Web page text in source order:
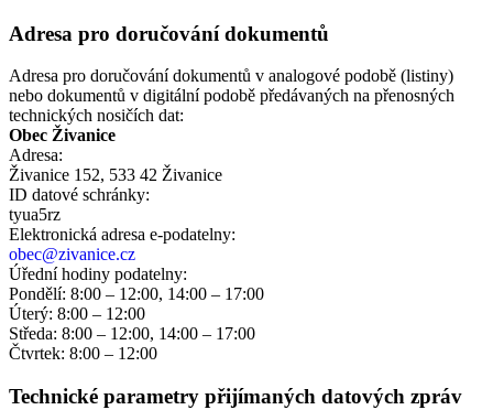
Adresa pro doručování dokumentů
Adresa pro doručování dokumentů v analogové podobě (listiny)
nebo dokumentů v digitální podobě předávaných na přenosných
technických nosičích dat:
Obec Živanice
Adresa:
Živanice 152, 533 42 Živanice
ID datové schránky:
tyua5rz
Elektronická adresa e‑podatelny:
obec@zivanice.cz
Úřední hodiny podatelny:
Pondělí: 8:00 – 12:00, 14:00 – 17:00
Úterý: 8:00 – 12:00
Středa: 8:00 – 12:00, 14:00 – 17:00
Čtvrtek: 8:00 – 12:00
Technické parametry přijímaných datových zpráv